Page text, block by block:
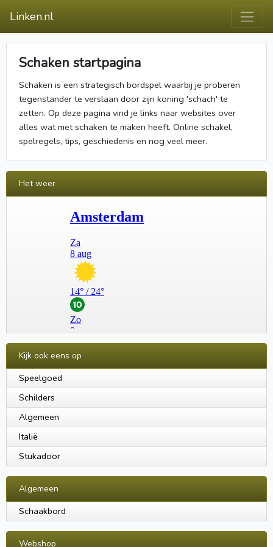
Linken.nl
Schaken startpagina
Schaken is een strategisch bordspel waarbij je proberen
tegenstander te verslaan door zijn koning 'schach' te
zetten. Op deze pagina vind je links naar websites over
alles wat met schaken te maken heeft. Online schakel,
spelregels, tips, geschiedenis en nog veel meer.
Het weer
Kijk ook eens op
Speelgoed
Schilders
Algemeen
Italië
Stukadoor
Algemeen
Schaakbord
Webshop